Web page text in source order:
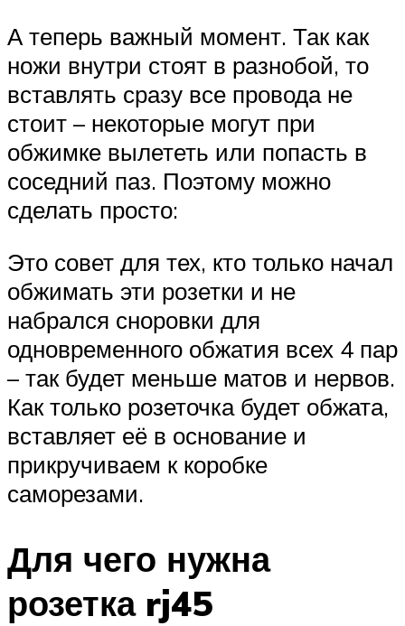
А теперь важный момент. Так как
ножи внутри стоят в разнобой, то
вставлять сразу все провода не
стоит – некоторые могут при
обжимке вылететь или попасть в
соседний паз. Поэтому можно
сделать просто:
Это совет для тех, кто только начал
обжимать эти розетки и не
набрался сноровки для
одновременного обжатия всех 4 пар
– так будет меньше матов и нервов.
Как только розеточка будет обжата,
вставляет её в основание и
прикручиваем к коробке
саморезами.
Для чего нужна
розетка rj45